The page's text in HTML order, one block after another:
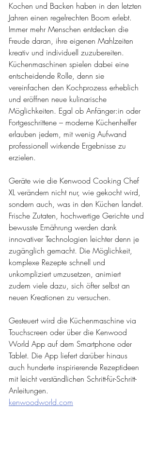
Kochen und Backen haben in den letzten
Jahren einen regelrechten Boom erlebt.
Immer mehr Menschen entdecken die
Freude daran, ihre eigenen Mahlzeiten
kreativ und individuell zuzubereiten.
Küchenmaschinen spielen dabei eine
entscheidende Rolle, denn sie
vereinfachen den Kochprozess erheblich
und eröffnen neue kulinarische
Möglichkeiten. Egal ob Anfänger:in oder
Fortgeschrittene – moderne Küchenhelfer
erlauben jedem, mit wenig Aufwand
professionell wirkende Ergebnisse zu
erzielen.
Geräte wie die Kenwood Cooking Chef
XL verändern nicht nur, wie gekocht wird,
sondern auch, was in den Küchen landet.
Frische Zutaten, hochwertige Gerichte und
bewusste Ernährung werden dank
innovativer Technologien leichter denn je
zugänglich gemacht. Die Möglichkeit,
komplexe Rezepte schnell und
unkompliziert umzusetzen, animiert
zudem viele dazu, sich öfter selbst an
neuen Kreationen zu versuchen.
Gesteuert wird die Küchenmaschine via
Touchscreen oder über die Kenwood
World App auf dem Smartphone oder
Tablet. Die App liefert darüber hinaus
auch hunderte inspirierende Rezeptideen
mit leicht verständlichen Schritt-für-Schritt-
Anleitungen.
kenwoodworld.com